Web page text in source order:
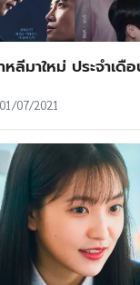
ลีมาใหม่ ประจำเดื
01/07/2021